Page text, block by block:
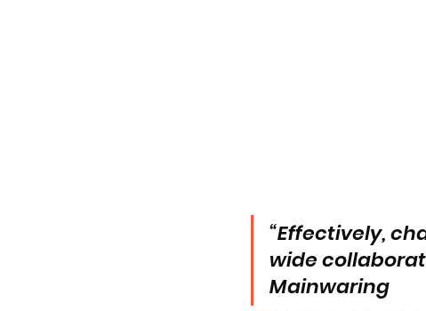
“Effectively,
wide
Mainwaring